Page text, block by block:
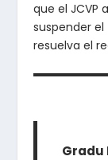
que el JCVP
suspender
resuelva el
Gradu